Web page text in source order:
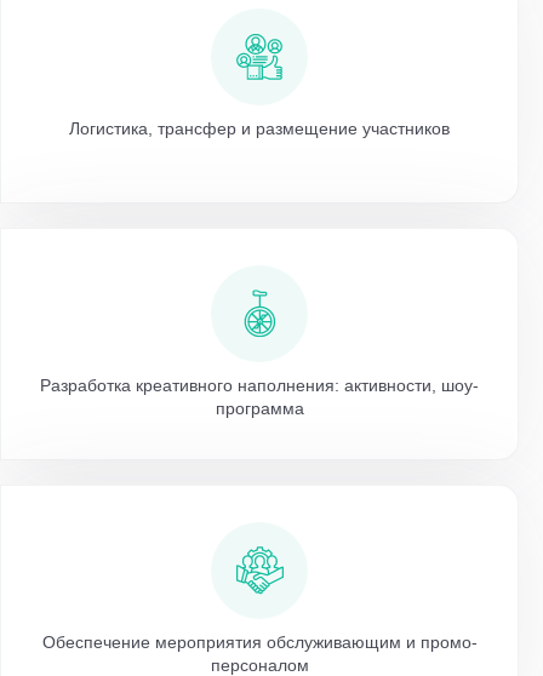
Логистика, трансфер и размещение участников
Разработка креативного наполнения: активности, шоу-
программа
Обеспечение мероприятия обслуживающим и промо-
персоналом